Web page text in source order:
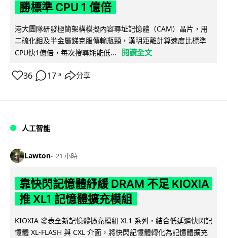
勝標準 CPU 1 億倍
港大團隊研發極簡架構模擬內容尋址記憶體（CAM）晶片，用
二硫化鉬及半金屬銻克服傳輸瓶頸，漢明距離計算速度比標準
CPU快1億倍，每次搜尋耗能低...
閱讀全文
36 17 ↗ 分享
人工智能
Lawton 21 小時
靠快閃記憶體紓緩 DRAM 不足 KIOXIA
推 XL1 記憶體擴充模組
KIOXIA 發表全新記憶體擴充模組 XL1 系列，結合低延遲快閃記
憶體 XL-FLASH 與 CXL 介面，將快閃記憶體轉化為記憶體擴充